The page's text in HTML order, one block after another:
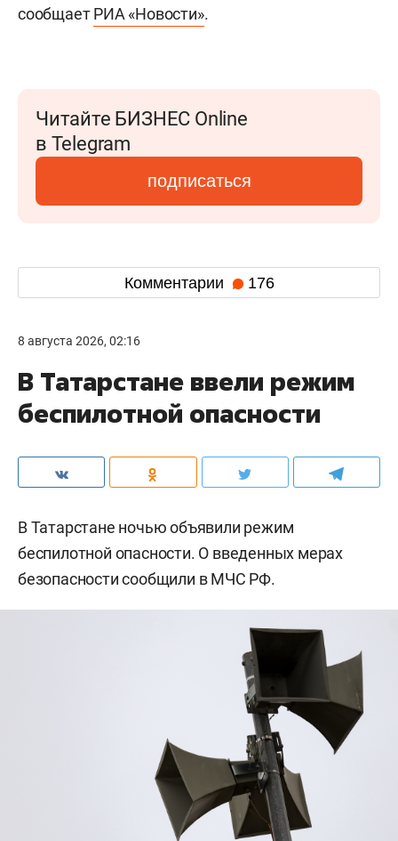
сообщаетРИА «Новости».
Читайте БИЗНЕС Online
в Telegram
подписаться
Комментарии 176
8 августа 2026, 02:16
В Татарстане ввели режим
беспилотной опасности
В Татарстане ночью объявили режим
беспилотной опасности. О введенных мерах
безопасности сообщили в МЧС РФ.